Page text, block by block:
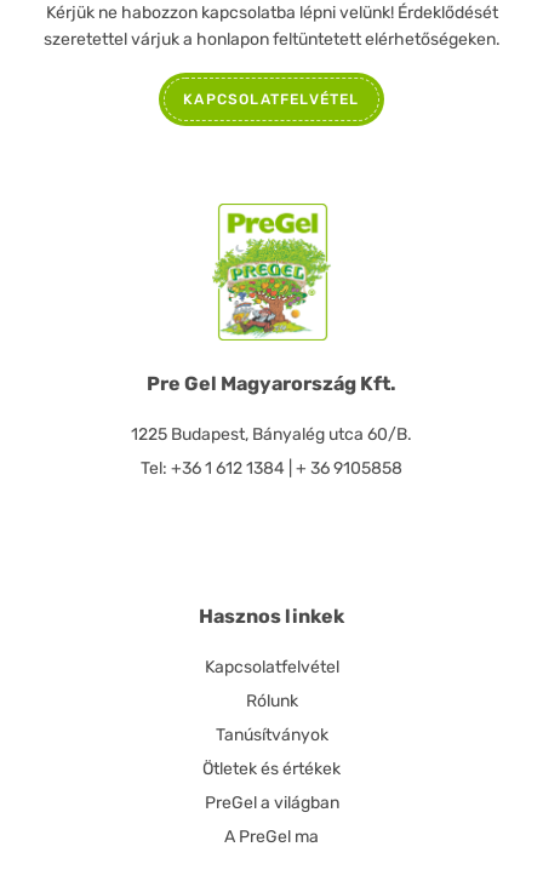
Pre Gel Magyarország Kft.
1225 Budapest, Bányalég utca 60/B.
Tel: +36 1 612 1384 | + 36 9105858
Hasznos linkek
Kapcsolatfelvétel
Rólunk
Tanúsítványok
Ötletek és értékek
PreGel a világban
A PreGel ma
Kérjük ne habozzon kapcsolatba lépni velünk! Érdeklődését
szeretettel várjuk a honlapon feltüntetett elérhetőségeken.
KAPCSOLATFELVÉTEL